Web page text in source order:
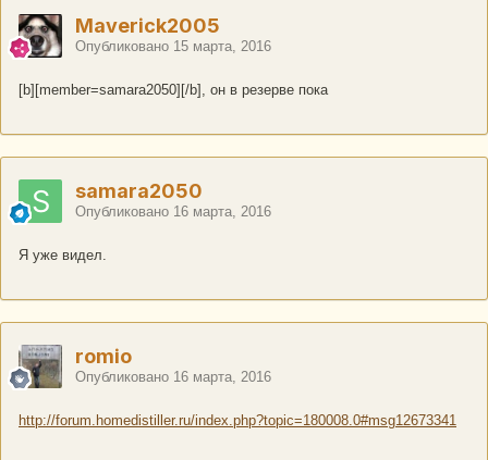
Maverick2005
Опубликовано 15 марта, 2016
[b][member=samara2050][/b], он в резерве пока
samara2050
Опубликовано 16 марта, 2016
Я уже видел.
romio
Опубликовано 16 марта, 2016
http://forum.homedistiller.ru/index.php?topic=180008.0#msg12673341